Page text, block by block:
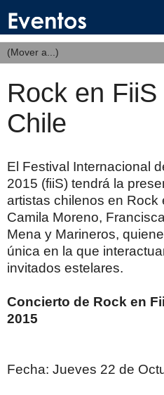
Rock en
Chile
El Festival Internacional
2015 (fiiS) tendrá la
artistas chilenos en Rock
Camila Moreno,
Mena y Marineros,
única en la que
invitados estelares.
Concierto de Rock en
2015
Fecha: Jueves 22 de